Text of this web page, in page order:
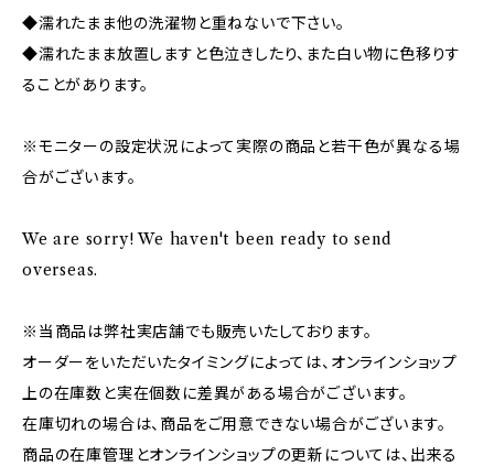
◆濡れたまま他の洗濯物と重ねないで下さい。
◆濡れたまま放置しますと色泣きしたり、また白い物に色移りす
ることがあります。
※モニターの設定状況によって実際の商品と若干色が異なる場
合がございます。
We are sorry! We haven't been ready to send
overseas.
※当商品は弊社実店舗でも販売いたしております。
オーダーをいただいたタイミングによっては、オンラインショップ
上の在庫数と実在個数に差異がある場合がございます。
在庫切れの場合は、商品をご用意できない場合がございます。
商品の在庫管理とオンラインショップの更新については、出来る